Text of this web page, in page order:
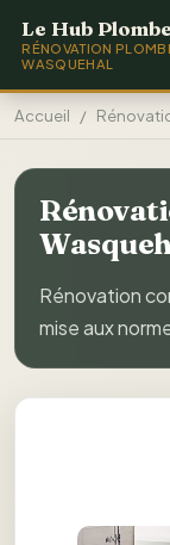
Aller au contenu
Le Hub
RÉNOVATION
WASQUEHAL
Accueil
Rénovation
mise aux